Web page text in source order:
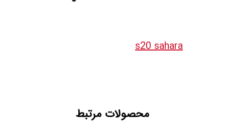
s20 sahara
محصولات مرتبط